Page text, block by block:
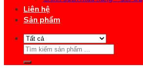
Liên hệ
Sản phẩm
Search
for: